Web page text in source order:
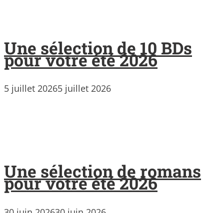
Une sélection de 10 BDs
pour votre été 2026
5 juillet 20265 juillet 2026
Une sélection de romans
pour votre été 2026